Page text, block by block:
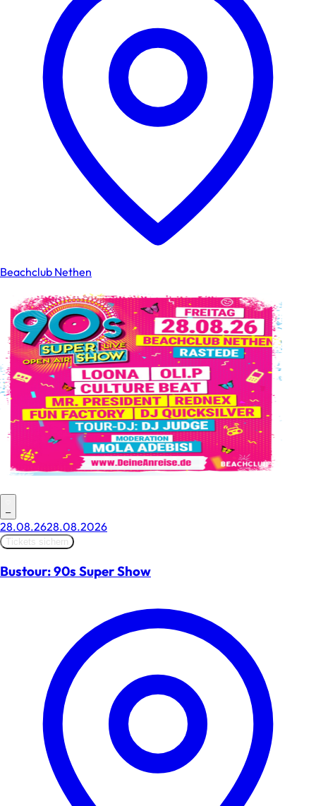
Beachclub Nethen
–
28.08.2628.08.2026
Tickets sichern
Bustour: 90s Super Show